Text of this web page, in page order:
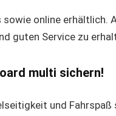
online erhältlich.
guten Service zu
multi sichern!
und